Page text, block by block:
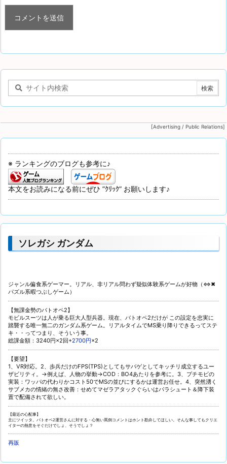
[Advertising / Public Relations]
※ ランキングのブログも参考に♪
本文をお読みになる前にぜひ ”ｸﾘｯｸ” お願いします♪
ソレガシ ガンダム
ジャンル偏食系ゲーマー。リアル、非リアル問わず疑似体験系ゲームが好物（⇔✖
パズル系暇つぶしゲーム）
【無課金勢のバトオペ2】
モビルスーツは人が乗る巨大人型兵器。現在、バトオペ2だけが この設定を忠実に
踏襲する唯一無二のガンダム系ゲーム。リアルタイムでMS乗り降りできるってステ
キ・・ってつまり、そういう事。
総課金額：3240円×2回+2700円×2
【要望】
1、VR対応。2、歩兵だけのFPS(TPS)としてもサバゲとしてキッチリ成立するユー
ザビリティ。→例えば、人物の挙動→COD：BO4あたりを参考に。3、プチモビの
実装：ワッパの代わりかコスト50でMSの並びにするかは運営お任せ。4、突然湧く
サブメカの情緒の無さ改善：せめてマゼラアタックぐらいはパラシュート＆降下装
置で配備されて欲しい。
【最近の心配事】
主にツイッタ。バトオペ2運営さんに対する・心無い罵倒コメントはホント勘弁してほしい。そんな事してもクリエ
イターの熱意をそぐだけでしょ、そうでしょ？
再販